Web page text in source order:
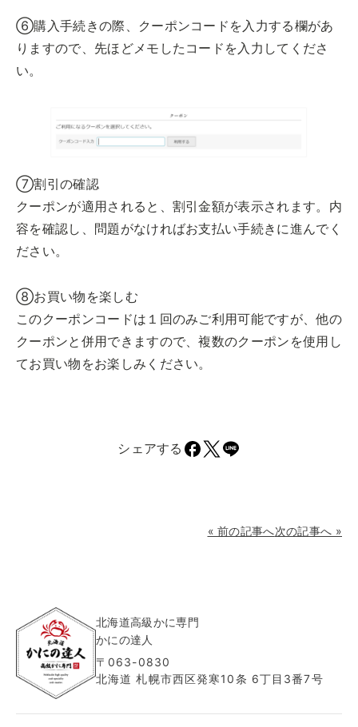
⑥購入手続きの際、クーポンコードを入力する欄があ
りますので、先ほどメモしたコードを入力してくださ
い。
⑦割引の確認
クーポンが適用されると、割引金額が表示されます。内
容を確認し、問題がなければお支払い手続きに進んでく
ださい。
⑧お買い物を楽しむ
このクーポンコードは１回のみご利用可能ですが、他の
クーポンと併用できますので、複数のクーポンを使用し
てお買い物をお楽しみください。
シェアする
ゲ
ー
シ
ョ
ン
« 前の記事へ次の記事へ »
北海道高級かに専門
かにの達人
〒063-0830
北海道 札幌市西区発寒10条 6丁目3番7号